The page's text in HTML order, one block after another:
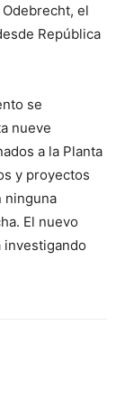
el
República
se
nueve
a la Planta
y proyectos
ninguna
El nuevo
investigando